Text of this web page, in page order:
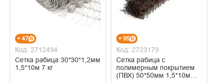
+ 47
Код: 2712494
Сетка рабица 30*30*1,2мм
1,5*10м 7 кг
+ 95
Код: 2723179
Сетка рабица с
полимерным покрытием
(ПВХ) 50*50мм 1,5*10м